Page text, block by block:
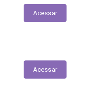
Acessar
Acessar